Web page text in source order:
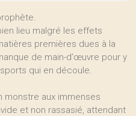
lieu malgré les effets
premières dues à la
de main-d’œuvre pour y
qui en découle.
monstre aux immenses
et non rassasié, attendant